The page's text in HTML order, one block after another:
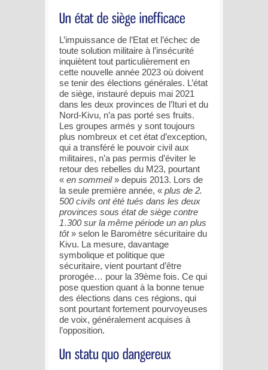
L’impuissance de l’Etat et l’échec de
toute solution militaire à l’insécurité
inquiètent tout particulièrement en
cette nouvelle année 2023 où doivent
se tenir des élections générales. L’état
de siège, instauré depuis mai 2021
dans les deux provinces de l’Ituri et du
Nord-Kivu, n’a pas porté ses fruits.
Les groupes armés y sont toujours
plus nombreux et cet état d’exception,
qui a transféré le pouvoir civil aux
militaires, n’a pas permis d’éviter le
retour des rebelles du M23, pourtant
« en sommeil» depuis 2013. Lors de
la seule première année, « plus de 2.
500 civils ont été tués dans les deux
provinces sous état de siège contre
1 .300 sur la même période un an plus
tôt» selon le Baromètre sécuritaire du
Kivu. La mesure, davantage
symbolique et politique que
sécuritaire, vient pourtant d’être
prorogée… pour la 39ème fois. Ce qui
pose question quant à la bonne tenue
des élections dans ces régions, qui
sont pourtant fortement pourvoyeuses
de voix, généralement acquises à
l’opposition.